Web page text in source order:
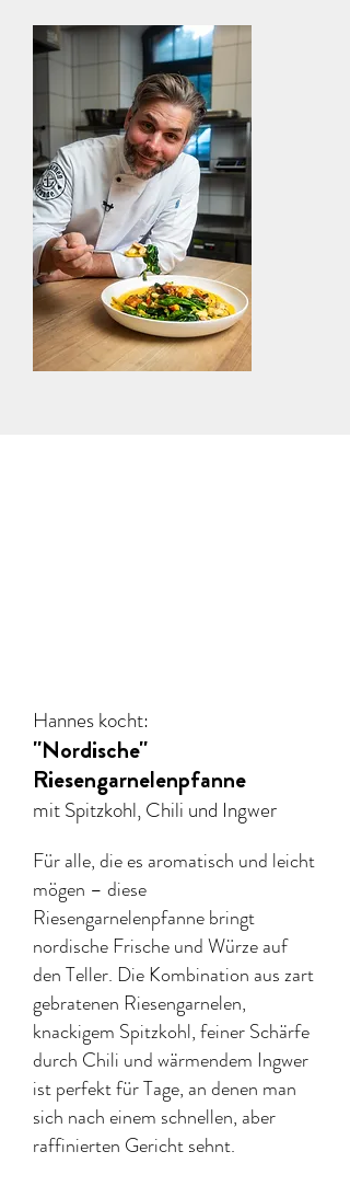
Hannes kocht:
"Nordische"
Riesengarnelenpfanne
mit Spitzkohl, Chili und Ingwer
Für alle, die es aromatisch und leicht
mögen – diese
Riesengarnelenpfanne bringt
nordische Frische und Würze auf
den Teller. Die Kombination aus zart
gebratenen Riesengarnelen,
knackigem Spitzkohl, feiner Schärfe
durch Chili und wärmendem Ingwer
ist perfekt für Tage, an denen man
sich nach einem schnellen, aber
raffinierten Gericht sehnt.